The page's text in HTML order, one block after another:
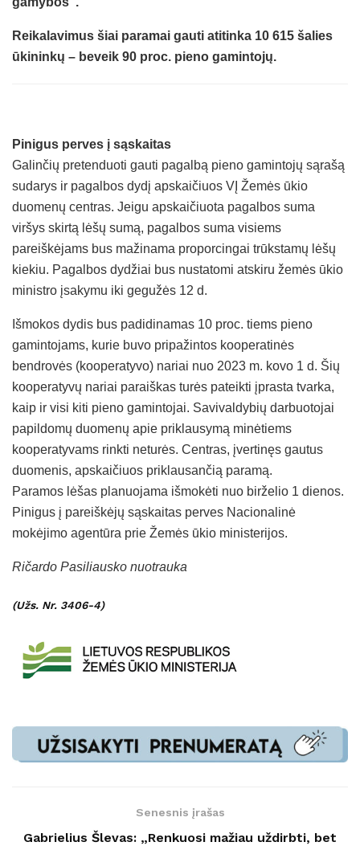
Reikalavimus šiai paramai gauti atitinka 10 615 šalies
ūkininkų – beveik 90 proc. pieno gamintojų.
Pinigus perves į sąskaitas
Galinčių pretenduoti gauti pagalbą pieno gamintojų sąrašą
sudarys ir pagalbos dydį apskaičiuos VĮ Žemės ūkio
duomenų centras. Jeigu apskaičiuota pagalbos suma
viršys skirtą lėšų sumą, pagalbos suma visiems
pareiškėjams bus mažinama proporcingai trūkstamų lėšų
kiekiu. Pagalbos dydžiai bus nustatomi atskiru žemės ūkio
ministro įsakymu iki gegužės 12 d.
Išmokos dydis bus padidinamas 10 proc. tiems pieno
gamintojams, kurie buvo pripažintos kooperatinės
bendrovės (kooperatyvo) nariai nuo 2023 m. kovo 1 d. Šių
kooperatyvų nariai paraiškas turės pateikti įprasta tvarka,
kaip ir visi kiti pieno gamintojai. Savivaldybių darbuotojai
papildomų duomenų apie priklausymą minėtiems
kooperatyvams rinkti neturės. Centras, įvertinęs gautus
duomenis, apskaičiuos priklausančią paramą.
Paramos lėšas planuojama išmokėti nuo birželio 1 dienos.
Pinigus į pareiškėjų sąskaitas perves Nacionalinė
mokėjimo agentūra prie Žemės ūkio ministerijos.
Ričardo Pasiliausko nuotrauka
(Užs. Nr. 3406-4)
Senesnis įrašas
Gabrielius Šlevas: „Renkuosi mažiau uždirbti, bet